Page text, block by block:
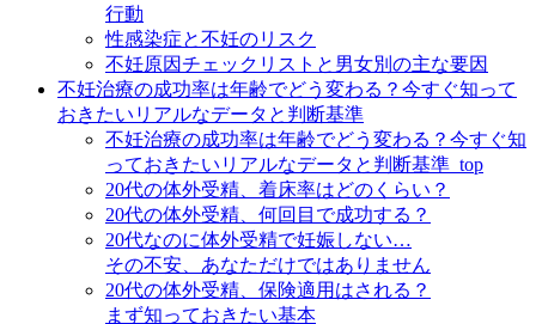
行動
性感染症と不妊のリスク
不妊原因チェックリストと男女別の主な要因
不妊治療の成功率は年齢でどう変わる？今すぐ知って
おきたいリアルなデータと判断基準
不妊治療の成功率は年齢でどう変わる？今すぐ知
っておきたいリアルなデータと判断基準_top
20代の体外受精、着床率はどのくらい？
20代の体外受精、何回目で成功する？
20代なのに体外受精で妊娠しない…
その不安、あなただけではありません
20代の体外受精、保険適用はされる？
まず知っておきたい基本